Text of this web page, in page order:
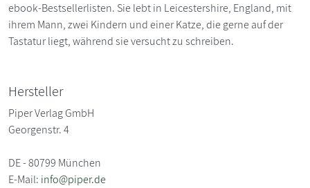
ebook-Bestsellerlisten. Sie lebt in Leicestershire, England, mit
ihrem Mann, zwei Kindern und einer Katze, die gerne auf der
Tastatur liegt, während sie versucht zu schreiben.
Hersteller
Piper Verlag GmbH
Georgenstr. 4
DE - 80799 München
E-Mail: info@piper.de